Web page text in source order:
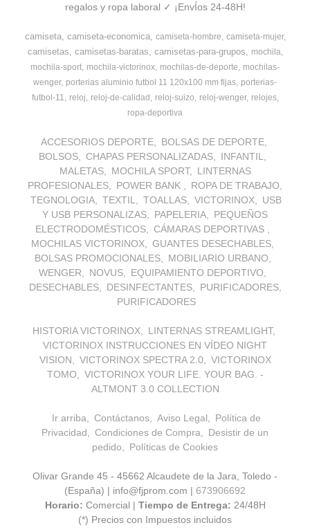
regalos y ropa laboral ✓ ¡EnvÍos 24-48H!
camiseta camiseta-economica camiseta-hombre camiseta-mujer
camisetas camisetas-baratas camisetas-para-grupos
mochila
mochila-sport mochila-victorinox mochilas-de-deporte
mochilas-
wenger porterias aluminio futbol 11 120x100 mm fijas porterias-
futbol-11
reloj reloj-de-calidad reloj-suizo reloj-wenger
relojes
ropa-deportiva
ACCESORIOS DEPORTE
BOLSAS DE DEPORTE
BOLSOS
CHAPAS PERSONALIZADAS
INFANTIL
MALETAS
MOCHILA SPORT
LINTERNAS
PROFESIONALES
POWER BANK
ROPA DE TRABAJO
TEGNOLOGIA
TEXTIL TOALLAS VICTORINOX
USB
Y USB PERSONALIZAS
PAPELERIA
PEQUEÑOS
ELECTRODOMÉSTICOS
CÁMARAS DEPORTIVAS
MOCHILAS VICTORINOX
GUANTES DESECHABLES
BOLSAS PROMOCIONALES
MOBILIARIO URBANO
WENGER
NOVUS
EQUIPAMIENTO DEPORTIVO
DESECHABLES
DESINFECTANTES
PURIFICADORES
PURIFICADORES
HISTORIA VICTORINOX
LINTERNAS STREAMLIGHT
VICTORINOX INSTRUCCIONES EN VÍDEO NIGHT
VISION
VICTORINOX SPECTRA 2.0
VICTORINOX
TOMO
VICTORINOX YOUR LIFE. YOUR BAG. -
ALTMONT 3.0 COLLECTION
Ir arriba Contáctanos Aviso Legal
Política de
Privacidad
Condiciones de Compra
Desistir de un
pedido
Políticas de Cookies
Olivar Grande 45 - 45662 Alcaudete de la Jara, Toledo -
(España) | info@fjprom.com | 673906692
Horario: Comercial | Tiempo de Entrega: 24/48H
(*) Precios con Impuestos incluidos